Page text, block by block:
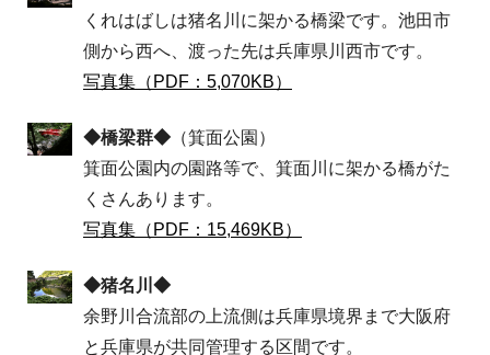
くれはばしは猪名川に架かる橋梁です。池田市
側から西へ、渡った先は兵庫県川西市です。
写真集（PDF：5,070KB）
◆橋梁群◆ （箕面公園）
箕面公園内の園路等で、箕面川に架かる橋がた
くさんあります。
写真集（PDF：15,469KB）
◆猪名川◆
余野川合流部の上流側は兵庫県境界まで大阪府
と兵庫県が共同管理する区間です。